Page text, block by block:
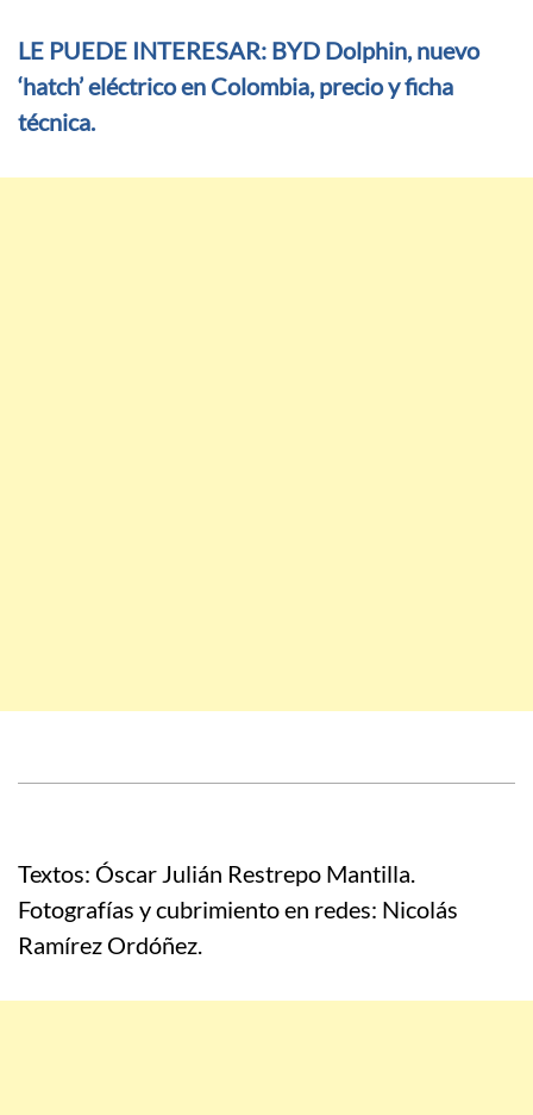
LE PUEDE INTERESAR: BYD Dolphin, nuevo
‘hatch’ eléctrico en Colombia, precio y ficha
técnica.
Textos: Óscar Julián Restrepo Mantilla.
Fotografías y cubrimiento en redes: Nicolás
Ramírez Ordóñez.